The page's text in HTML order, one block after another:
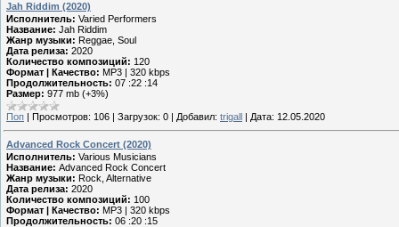
Jah Riddim (2020)
Исполнитель: Varied Performers
Название: Jah Riddim
Жанр музыки: Reggae, Soul
Дата релиза: 2020
Количество композиций: 120
Формат | Качество: MP3 | 320 kbps
Продолжительность: 07 :22 :14
Размер: 977 mb (+3%)
Поп Просмотров: 106 Загрузок: 0 Добавил: trigall Дата: 12.05.2020
Advanced Rock Concert (2020)
Исполнитель: Various Musicians
Название: Advanced Rock Concert
Жанр музыки: Rock, Alternative
Дата релиза: 2020
Количество композиций: 100
Формат | Качество: MP3 | 320 kbps
Продолжительность: 06 :20 :15